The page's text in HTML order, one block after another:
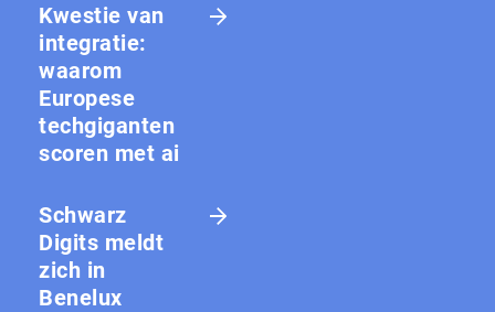
Kwestie van
integratie:
waarom
Europese
techgiganten
scoren met ai
Schwarz
Digits meldt
zich in
Benelux